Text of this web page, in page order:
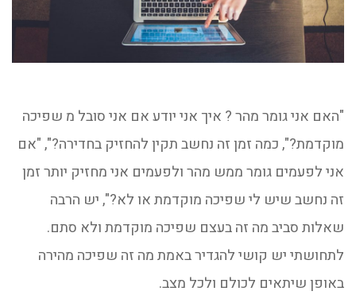
"האם אני גומר מהר ? איך אני יודע אם אני סובל מ שפיכה
מוקדמת?", כמה זמן זה נחשב תקין להחזיק בחדירה?", "אם
אני לפעמים גומר ממש מהר ולפעמים אני מחזיק יותר זמן
זה נחשב שיש לי שפיכה מוקדמת או לא?", יש הרבה
שאלות סביב מה זה בעצם שפיכה מוקדמת ולא סתם.
לתחושתי יש קושי להגדיר באמת מה זה שפיכה מהירה
באופן שיתאים לכולם ולכל מצב.